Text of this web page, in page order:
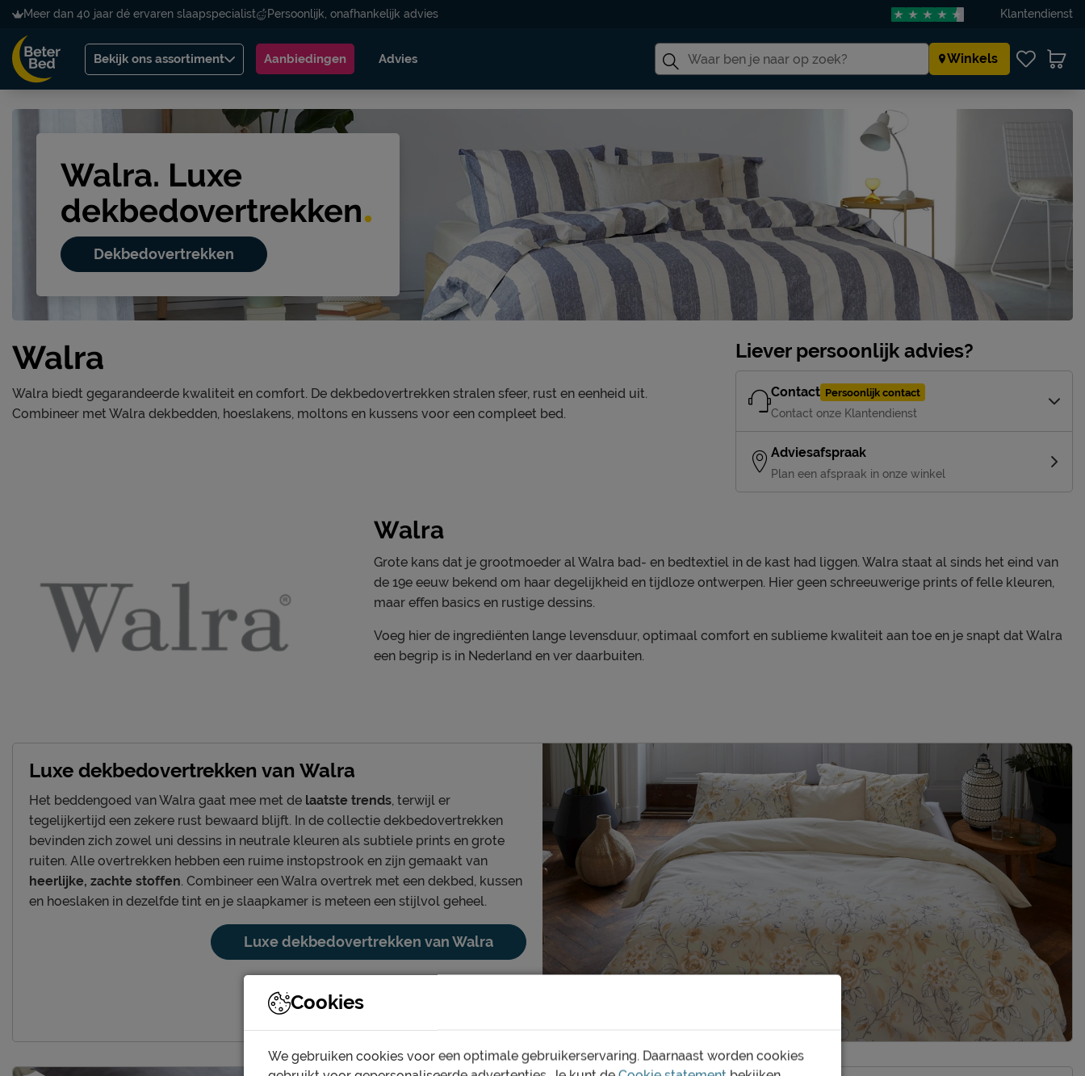
Meer dan 40 jaar dé ervaren slaapspecialist Persoonlijk, onafhankelijk advies Klantendienst
Bekijk ons assortiment Aanbiedingen Advies Winkels
Walra. Luxe
dekbedovertrekken.
Dekbedovertrekken
Walra
Walra biedt gegarandeerde kwaliteit en comfort. De dekbedovertrekken stralen sfeer, rust en eenheid uit.
Combineer met Walra dekbedden, hoeslakens, moltons en kussens voor een compleet bed.
Liever persoonlijk advies?
Contact Persoonlijk contact
Contact onze Klantendienst
Adviesafspraak
Plan een afspraak in onze winkel
Walra
Grote kans dat je grootmoeder al Walra bad- en bedtextiel in de kast had liggen. Walra staat al sinds het eind van
de 19e eeuw bekend om haar degelijkheid en tijdloze ontwerpen. Hier geen schreeuwerige prints of felle kleuren,
maar effen basics en rustige dessins.
Voeg hier de ingrediënten lange levensduur, optimaal comfort en sublieme kwaliteit aan toe en je snapt dat Walra
een begrip is in Nederland en ver daarbuiten.
Luxe dekbedovertrekken van Walra
Het beddengoed van Walra gaat mee met de laatste trends, terwijl er
tegelijkertijd een zekere rust bewaard blijft. In de collectie dekbedovertrekken
bevinden zich zowel uni dessins in neutrale kleuren als subtiele prints en grote
ruiten. Alle overtrekken hebben een ruime instopstrook en zijn gemaakt van
heerlijke, zachte stoffen. Combineer een Walra overtrek met een dekbed, kussen
en hoeslaken in dezelfde tint en je slaapkamer is meteen een stijlvol geheel.
Luxe dekbedovertrekken van Walra
Cookies
We gebruiken cookies voor een optimale gebruikerservaring. Daarnaast worden cookies